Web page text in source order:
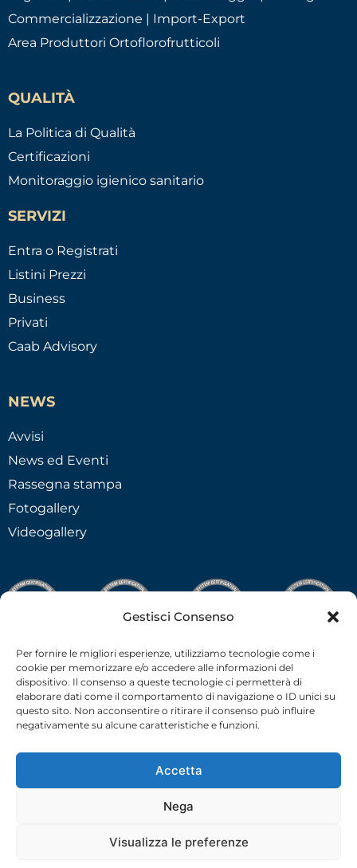
Gestisci Consenso
Per fornire le migliori esperienze, utilizziamo tecnologie come i
cookie per memorizzare e/o accedere alle informazioni del
dispositivo. Il consenso a queste tecnologie ci permetterà di
elaborare dati come il comportamento di navigazione o ID unici su
questo sito. Non acconsentire o ritirare il consenso può influire
negativamente su alcune caratteristiche e funzioni.
Accetta
Nega
Visualizza le preferenze
Commercializzazione | Import-Export
Area Produttori Ortoflorofrutticoli
QUALITÀ
La Politica di Qualità
Certificazioni
Monitoraggio igienico sanitario
SERVIZI
Entra o Registrati
Listini Prezzi
Business
Privati
Caab Advisory
NEWS
Avvisi
News ed Eventi
Rassegna stampa
Fotogallery
Videogallery
C.F.-P.I. 02538910379 all rights reserved © –
Privacy Policy– Cookie Policy